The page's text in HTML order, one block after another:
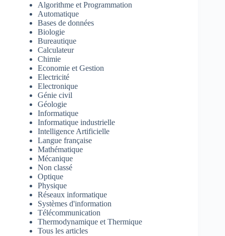
Algorithme et Programmation
Automatique
Bases de données
Biologie
Bureautique
Calculateur
Chimie
Economie et Gestion
Electricité
Electronique
Génie civil
Géologie
Informatique
Informatique industrielle
Intelligence Artificielle
Langue française
Mathématique
Mécanique
Non classé
Optique
Physique
Réseaux informatique
Systèmes d'information
Télécommunication
Thermodynamique et Thermique
Tous les articles